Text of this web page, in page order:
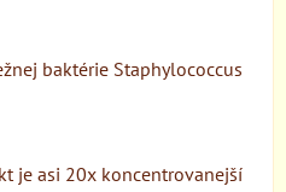
baktérie Staphylococcus
je asi 20x koncentrovanejší